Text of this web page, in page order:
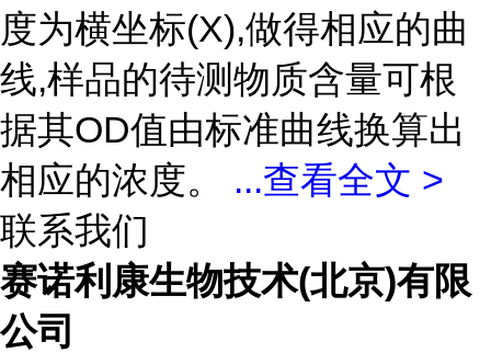
度为横坐标(X),做得相应的曲
线,样品的待测物质含量可根
据其OD值由标准曲线换算出
相应的浓度。 ...查看全文 >
联系我们
赛诺利康生物技术(北京)有限
公司